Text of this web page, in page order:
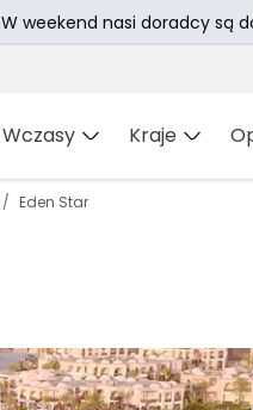
Wczasy Kraje
Eden Star
W weekend nasi doradcy są